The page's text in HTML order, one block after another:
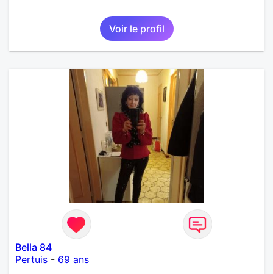
Voir le profil
Bella 84
Pertuis - 69 ans